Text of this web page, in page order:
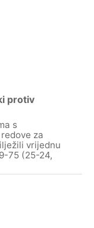
protiv
s
za
vrijednu
75 (25-24,